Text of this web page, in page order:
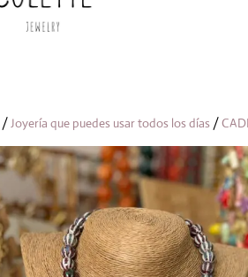
/Joyería que puedes usar todos los días /